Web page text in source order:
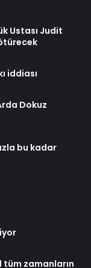
Ustası Judit
iddiası
Dokuz
bu kadar
tüm zamanların